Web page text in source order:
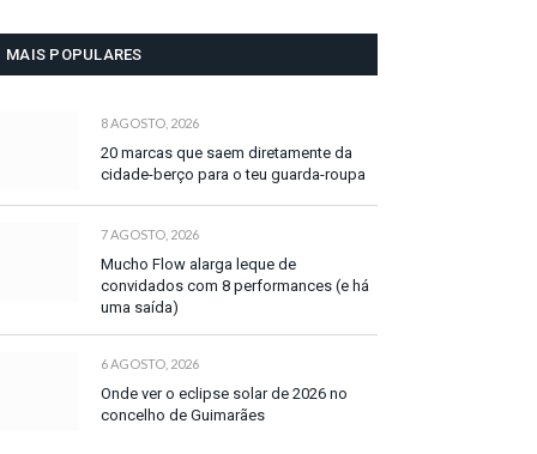
MAIS POPULARES
8 AGOSTO, 2026
20 marcas que saem diretamente da
cidade-berço para o teu guarda-roupa
7 AGOSTO, 2026
Mucho Flow alarga leque de
convidados com 8 performances (e há
uma saída)
6 AGOSTO, 2026
Onde ver o eclipse solar de 2026 no
concelho de Guimarães